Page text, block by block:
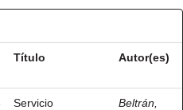
Título Autor(es)
Servicio
Beltrán,